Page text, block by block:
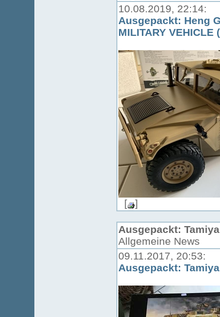
10.08.2019, 22:14:
Ausgepackt: Heng
MILITARY VEHICLE
[ ]
Ausgepackt:
Allgemeine News
09.11.2017, 20:53:
Ausgepackt: